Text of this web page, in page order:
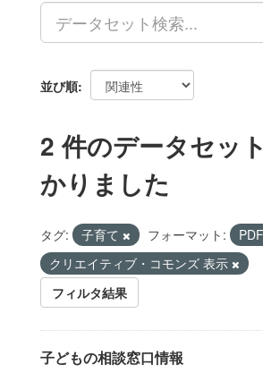
並び順
2 件のデータセッ
かりました
タグ: 子育て フォーマット: PDF
クリエイティブ・コモンズ 表示
フィルタ結果
子どもの相談窓口情報